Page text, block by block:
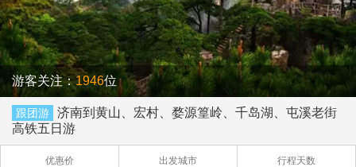
游客关注：1946位
跟团游
济南到黄山、宏村、婺源篁岭、千岛湖、屯溪老街
高铁五日游
优惠价
出发城市
行程天数